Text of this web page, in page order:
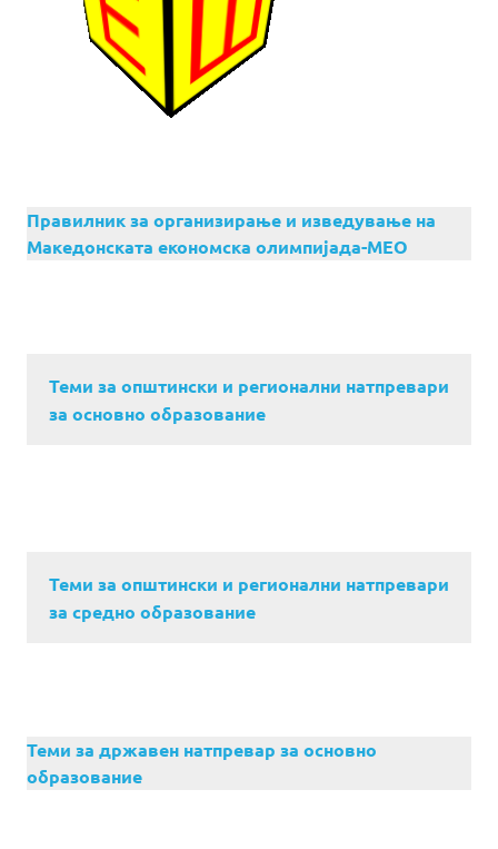
Правилник за организирање и изведување на
Македонската економска олимпијада-МЕО
Теми за општински и регионални натпревари
за основно образование
Теми за општински и регионални натпревари
за средно образование
Теми за државен натпревар за основно
образование